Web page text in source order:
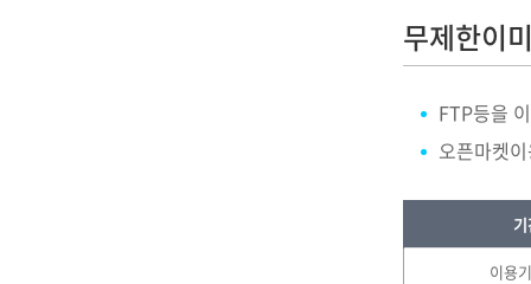
무제한이
FTP등을
오픈마켓
이용